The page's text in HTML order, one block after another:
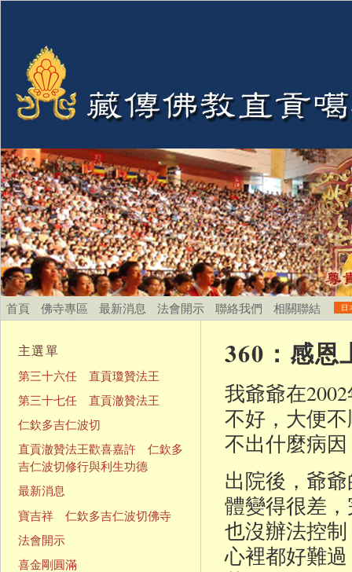
首頁 佛寺專區 最新消息 法會開示 聯絡我們 相關聯結
360：感恩
我爺爺在
不好，大便
不出什麼病
出院後，爺
體變得很差
也沒辦法控
心裡都好難
主選單
第三十六任 直貢瓊贊法王
第三十七任 直貢澈贊法王
仁欽多吉仁波切
直貢澈贊法王歡喜嘉許 仁欽多
吉仁波切修行與利生功德
最新消息
寶吉祥 仁欽多吉仁波切佛寺
法會開示
喜金剛圓滿